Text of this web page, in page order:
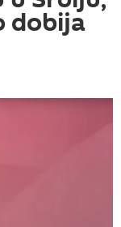
dobija